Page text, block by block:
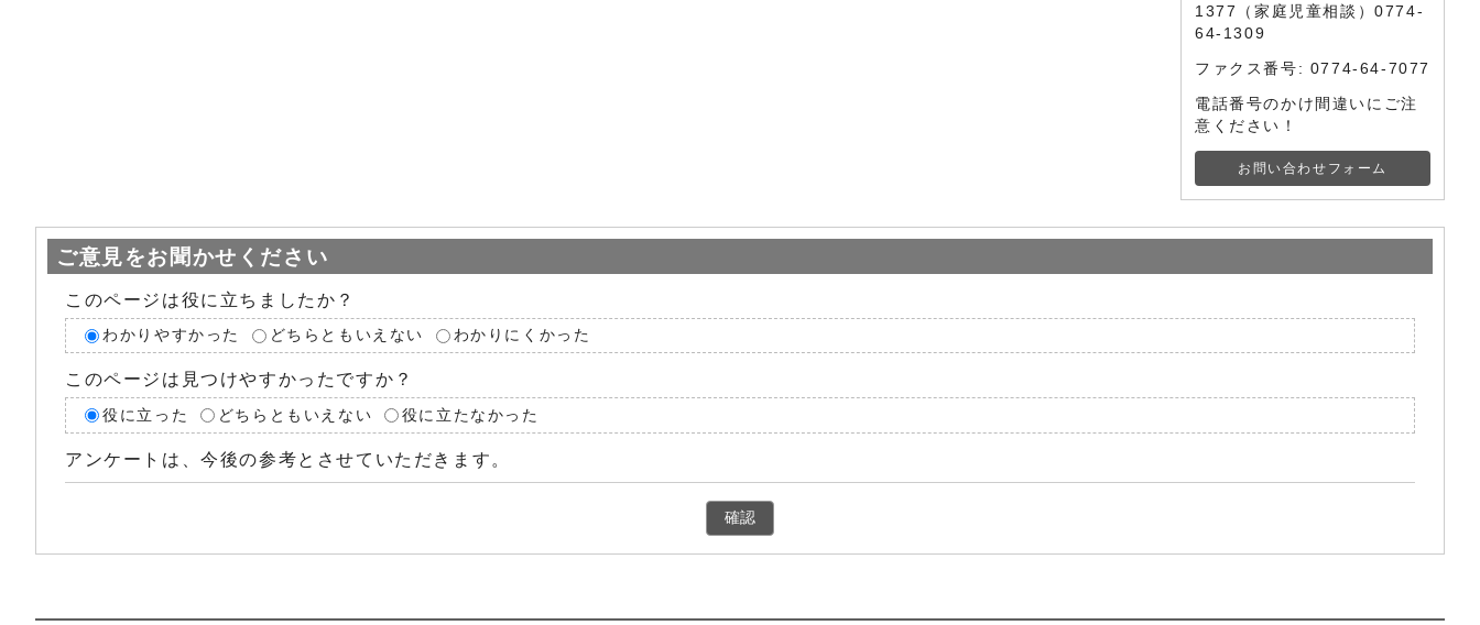
1377（家庭児童相談）0774-
64-1309
ファクス番号: 0774-64-7077
電話番号のかけ間違いにご注
意ください！
お問い合わせフォーム
ご意見をお聞かせください
このページは役に立ちましたか？
わかりやすかった どちらともいえない わかりにくかった
このページは見つけやすかったですか？
役に立った どちらともいえない 役に立たなかった
アンケートは、今後の参考とさせていただきます。
確認